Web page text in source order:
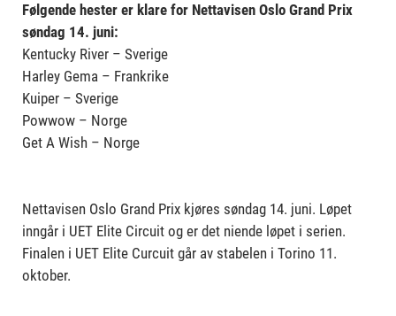
Følgende hester er klare for Nettavisen Oslo Grand Prix
søndag 14. juni:
Kentucky River – Sverige
Harley Gema – Frankrike
Kuiper – Sverige
Powwow – Norge
Get A Wish – Norge
Nettavisen Oslo Grand Prix kjøres søndag 14. juni. Løpet
inngår i UET Elite Circuit og er det niende løpet i serien.
Finalen i UET Elite Curcuit går av stabelen i Torino 11.
oktober.